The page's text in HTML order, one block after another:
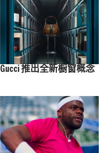
Gucci 推出全新橱窗概念